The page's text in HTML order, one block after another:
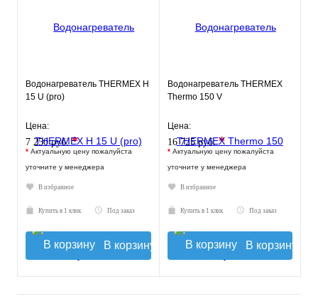
Водонагреватель THERMEX Н
15 U (pro)
Цена:
7 250 руб.*
* Актуальную цену пожалуйста
уточните у менеджера
В избранное
Купить в 1 клик Под заказ
В корзину
Водонагреватель THERMEX
Thermo 150 V
Цена:
16 725 руб.*
* Актуальную цену пожалуйста
уточните у менеджера
В избранное
Купить в 1 клик Под заказ
В корзину